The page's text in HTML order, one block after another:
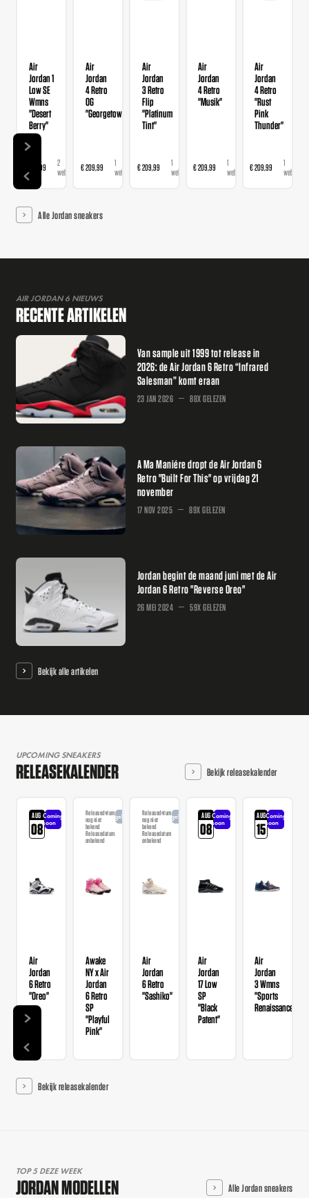
Air
Jordan 1
Low SE
Wmns
"Desert
Berry"
€ 139,99
2
webshops
Air
Jordan
4 Retro
OG
"Georgetown"
€ 209,99
1
webshop
Air
Jordan
3 Retro
Flip
"Platinum
Tint"
€ 209,99
1
webshop
Air
Jordan
4 Retro
"Musik"
€ 209,99
1
webshop
Air
Jordan
4 Retro
"Rust
Pink
Thunder"
€ 209,99
1
webshop
Alle Jordan sneakers
AIR JORDAN 6 NIEUWS
RECENTE ARTIKELEN
Van sample uit 1999 tot release in
2026: de Air Jordan 6 Retro “Infrared
Salesman” komt eraan
23 JAN 2026 88X GELEZEN
A Ma Maniére dropt de Air Jordan 6
Retro "Built For This" op vrijdag 21
november
17 NOV 2025 89X GELEZEN
Jordan begint de maand juni met de Air
Jordan 6 Retro "Reverse Oreo"
26 MEI 2024 59X GELEZEN
Bekijk alle artikelen
UPCOMING SNEAKERS
RELEASEKALENDER Bekijk releasekalender
AUG
08
Coming
soon
Air
Jordan
6 Retro
"Oreo"
Releasedatum
nog niet
bekend
Releasedatum
onbekend
Aangekondigd
Awake
NY x Air
Jordan
6 Retro
SP
"Playful
Pink"
Releasedatum
nog niet
bekend
Releasedatum
onbekend
Aangekondigd
Air
Jordan
6 Retro
"Sashiko"
AUG
08
Coming
soon
Air
Jordan
17 Low
SP
"Black
Patent"
AUG
15
Coming
soon
Air
Jordan
3 Wmns
"Sports
Renaissance"
Bekijk releasekalender
TOP 5 DEZE WEEK
JORDAN MODELLEN Alle Jordan sneakers